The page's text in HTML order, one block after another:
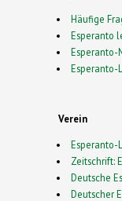
Häufige
Esperanto
Esperanto-
Esperanto-
Verein
Esperanto-
Zeitschrift:
Deutsche
Deutscher